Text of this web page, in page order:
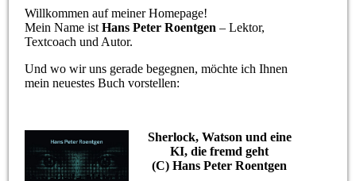
Willkommen auf meiner Homepage!
Mein Name istHans Peter Roentgen – Lektor,
Textcoach und Autor.
Und wo wir uns gerade begegnen, möchte ich Ihnen
mein neuestes Buch vorstellen:
Sherlock, Watson und eine
KI, die fremd geht
(C) Hans Peter Roentgen